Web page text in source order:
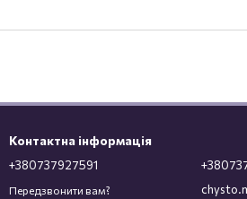
Контактна інформація
+380737927591
Передзвонити вам?